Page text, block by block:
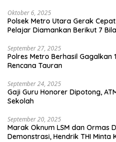
Oktober 6, 2025
Polsek Metro Utara Gerak
Pelajar Diamankan Berikut 7
September 27, 2025
Polres Metro Berhasil Gagalkan
Rencana Tauran
September 24, 2025
Gaji Guru Honorer Dipotong,
Sekolah
September 20, 2025
Marak Oknum LSM dan Ormas
Demonstrasi, Hendrik THI Minta